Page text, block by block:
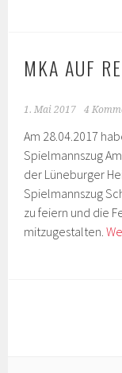
MKA AUF
1. Mai 2017 4
­Am 28.04.2017
Spielmannszug
der Lüneburger
Spielmannszug
zu feiern und die
mitzugestalten.